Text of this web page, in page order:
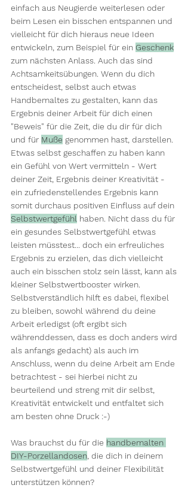
einfach aus Neugierde weiterlesen oder
beim Lesen ein bisschen entspannen und
vielleicht für dich hieraus neue Ideen
entwickeln, zum Beispiel für ein Geschenk
zum nächsten Anlass. Auch das sind
Achtsamkeitsübungen. Wenn du dich
entscheidest, selbst auch etwas
Handbemaltes zu gestalten, kann das
Ergebnis deiner Arbeit für dich einen
"Beweis" für die Zeit, die du dir für dich
und für Muße genommen hast, darstellen.
Etwas selbst geschaffen zu haben kann
ein Gefühl von Wert vermitteln - Wert
deiner Zeit, Ergebnis deiner Kreativität -
ein zufriedenstellendes Ergebnis kann
somit durchaus positiven Einfluss auf dein
Selbstwertgefühl haben. Nicht dass du für
ein gesundes Selbstwertgefühl etwas
leisten müsstest... doch ein erfreuliches
Ergebnis zu erzielen, das dich vielleicht
auch ein bisschen stolz sein lässt, kann als
kleiner Selbstwertbooster wirken.
Selbstverständlich hilft es dabei, flexibel
zu bleiben, sowohl während du deine
Arbeit erledigst (oft ergibt sich
währenddessen, dass es doch anders wird
als anfangs gedacht) als auch im
Anschluss, wenn du deine Arbeit am Ende
betrachtest - sei hierbei nicht zu
beurteilend und streng mit dir selbst,
Kreativität entwickelt und entfaltet sich
am besten ohne Druck :-)
Was brauchst du für die handbemalten
DIY-Porzellandosen, die dich in deinem
Selbstwertgefühl und deiner Flexibilität
unterstützen können?